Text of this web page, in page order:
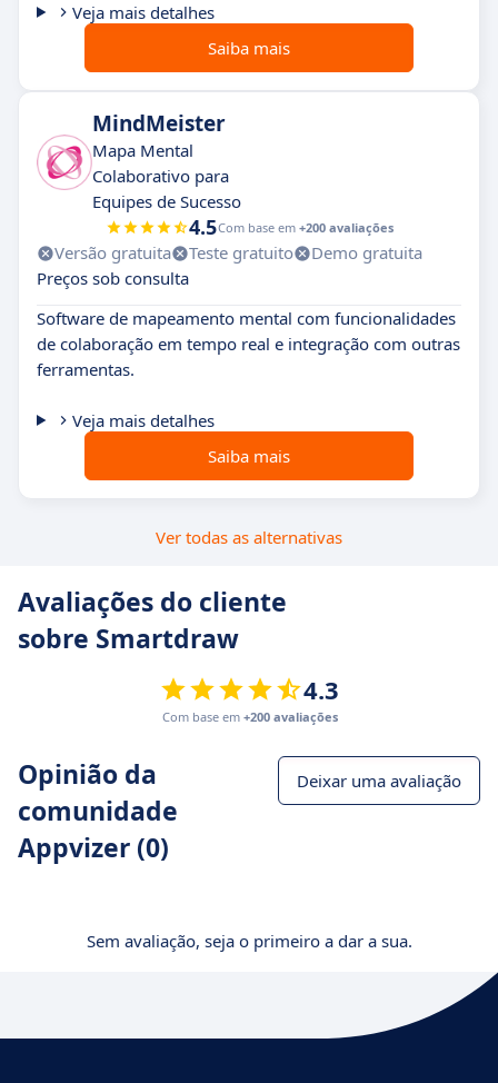
Veja mais detalhes
Saiba mais
MindMeister
Mapa Mental
Colaborativo para
Equipes de Sucesso
4.5Com base em +200 avaliações
Versão gratuita Teste gratuito
Demo gratuita
Preços sob consulta
Software de mapeamento mental com funcionalidades
de colaboração em tempo real e integração com outras
ferramentas.
Veja mais detalhes
Saiba mais
Ver todas as alternativas
Avaliações do cliente
sobre Smartdraw
4.3
Com base em +200 avaliações
Opinião da
comunidade
Appvizer (0)
Deixar uma avaliação
Sem avaliação, seja o primeiro a dar a sua.